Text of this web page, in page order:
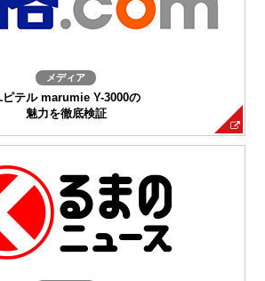
メディア
ピテル marumie Y-3000の
魅力を徹底検証